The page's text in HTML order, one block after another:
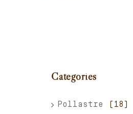
Categories
Pollastre (18)